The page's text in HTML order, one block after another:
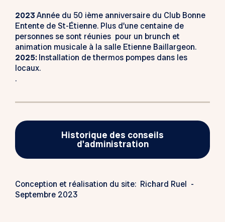
2023Année du 50 ième anniversaire du Club Bonne
Entente de St-Étienne. Plus d'une centaine de
personnes se sont réunies pour un brunch et
animation musicale à la salle Etienne Baillargeon.
2025:Installation de thermos pompes dans les
locaux.
.
Historique des conseils
d'administration
Conception et réalisation du site: Richard Ruel -
Septembre 2023